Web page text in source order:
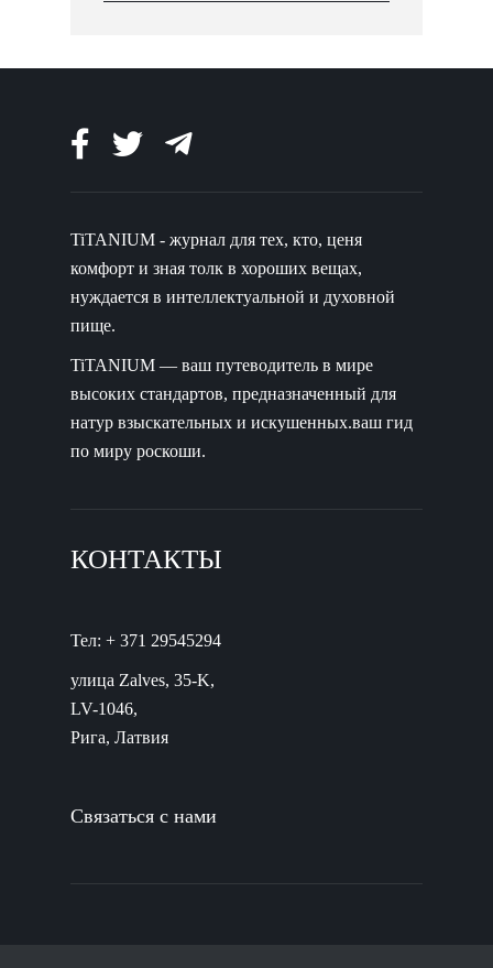
TiTANIUM - журнал для тех, кто, ценя
комфорт и зная толк в хороших вещах,
нуждается в интеллектуальной и духовной
пище.
TiTANIUM — ваш путеводитель в мире
высоких стандартов, предназначенный для
натур взыскательных и искушенных.ваш гид
по миру роскоши.
КОНТАКТЫ
Тел: + 371 29545294
улица Zalves, 35-K,
LV-1046,
Рига, Латвия
Связаться с нами